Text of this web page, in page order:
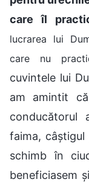
care îl
lucrarea lui
care nu
cuvintele lui
am amintit
conducătorul
faima,
schimb în
beneficiasem